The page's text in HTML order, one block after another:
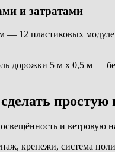
и затратами
12 пластиковых
5 м x 0,5 м —
и ветровую
крепежи, система